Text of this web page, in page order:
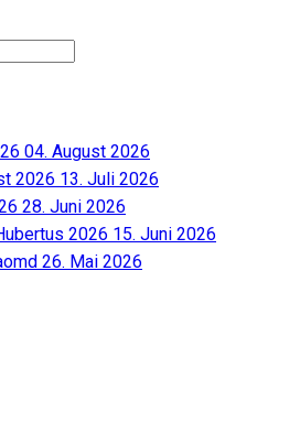
04. August 2026
2026 13. Juli 2026
28. Juni 2026
2026 15. Juni 2026
26. Mai 2026